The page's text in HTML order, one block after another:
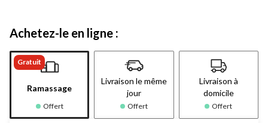
Achetez-le en ligne :
Gratuit
Ramassage
Offert
Livraison le même
jour
Offert
Livraison à
domicile
Offert